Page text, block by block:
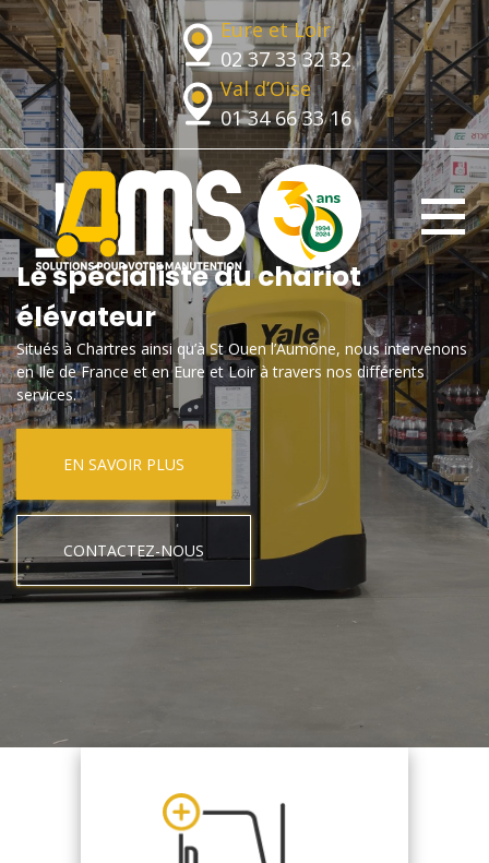
Eure et Loir
02 37 33 32 32
Val d’Oise
01 34 66 33 16
Le spécialiste du chariot
élévateur
Situés à Chartres ainsi qu’à St Ouen l’Aumône, nous intervenons
en Ile de France et en Eure et Loir à travers nos différents
services.
EN SAVOIR PLUS
CONTACTEZ-NOUS